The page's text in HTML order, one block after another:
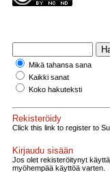
Mikä tahansa sana
Kaikki sanat
Koko hakuteksti
Rekisteröidy
Click this link to register to
Kirjaudu sisään
Jos olet rekisteröitynyt
myöhempää käyttöä varten.